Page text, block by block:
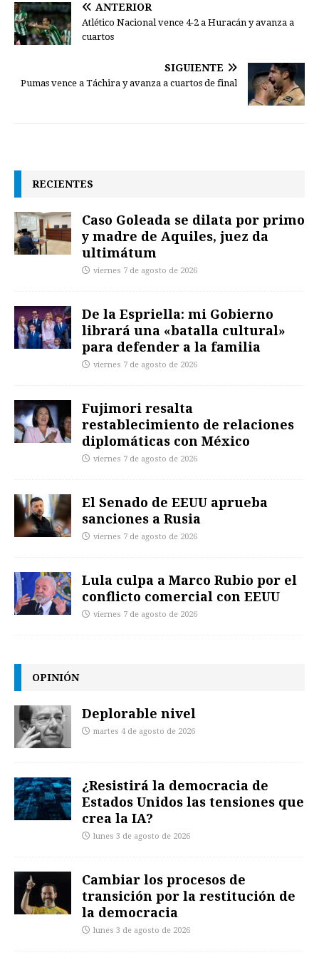
ANTERIOR
Atlético Nacional vence 4-2 a Huracán y avanza a
cuartos
SIGUIENTE
Pumas vence a Táchira y avanza a cuartos de final
RECIENTES
Caso Goleada se dilata por primo
y madre de Aquiles, juez da
ultimátum
viernes 7 de agosto de 2026
De la Espriella: mi Gobierno
librará una «batalla cultural»
para defender a la familia
viernes 7 de agosto de 2026
Fujimori resalta
restablecimiento de relaciones
diplomáticas con México
viernes 7 de agosto de 2026
El Senado de EEUU aprueba
sanciones a Rusia
viernes 7 de agosto de 2026
Lula culpa a Marco Rubio por el
conflicto comercial con EEUU
viernes 7 de agosto de 2026
OPINIÓN
Deplorable nivel
martes 4 de agosto de 2026
¿Resistirá la democracia de
Estados Unidos las tensiones que
crea la IA?
lunes 3 de agosto de 2026
Cambiar los procesos de
transición por la restitución de
la democracia
lunes 3 de agosto de 2026